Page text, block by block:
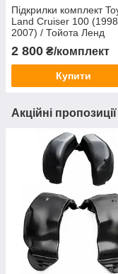
Підкрилки комплект
Land Cruiser 100
2007) / Тойота Ленд
Крузер 100, 4 шт
2 800 ₴/комплект
Купити
Акційні